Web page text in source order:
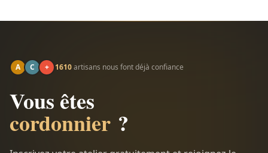
A C + 1610artisans nous font déjà confiance
Vous êtes
cordonnier ?